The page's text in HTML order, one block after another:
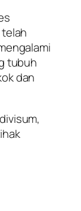
tubuh
dan